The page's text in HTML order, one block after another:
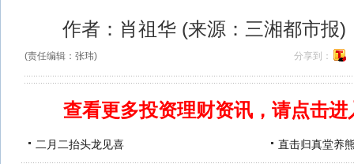
作者：肖祖华 (来源：三湘都市报)
(责任编辑：张玮) 分享到：
查看更多投资理财资讯，请点击
二月二抬头龙见喜 直击归真堂养